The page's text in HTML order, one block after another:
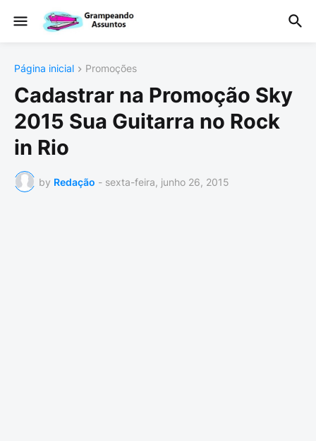
Página inicial Promoções
Cadastrar na Promoção Sky
2015 Sua Guitarra no Rock
in Rio
by Redação - sexta-feira, junho 26, 2015